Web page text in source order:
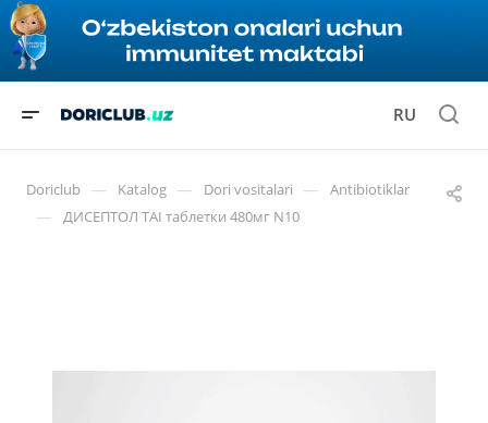
RU
Doriclub — Katalog — Dori vositalari — Antibiotiklar
— ДИСЕПТОЛ TAI таблетки 480мг N10